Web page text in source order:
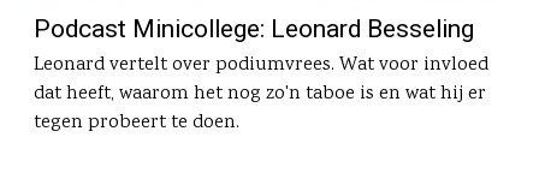
Podcast Minicollege: Leonard Besseling
Leonard vertelt over podiumvrees. Wat voor invloed
dat heeft, waarom het nog zo'n taboe is en wat hij er
tegen probeert te doen.